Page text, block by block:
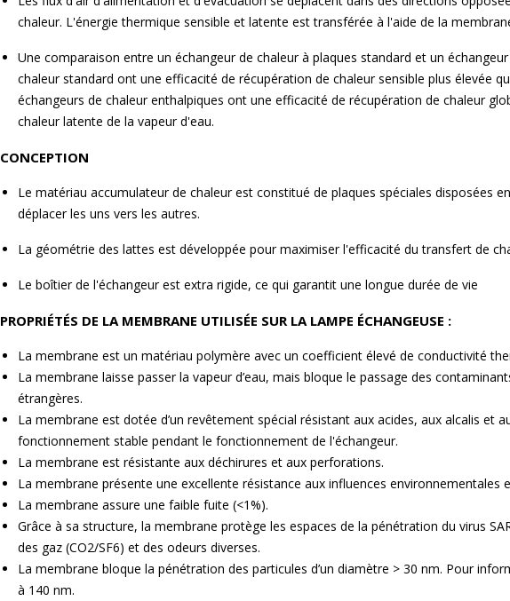
chaleur. L'énergie thermique sensible et latente est transférée à l'aide de la
Une comparaison entre un échangeur de chaleur à plaques standard et un
chaleur standard ont une efficacité de récupération de chaleur sensible plus élevée
échangeurs de chaleur enthalpiques ont une efficacité de récupération de chaleur
chaleur latente de la vapeur d'eau.
CONCEPTION
Le matériau accumulateur de chaleur est constitué de plaques spéciales disposées
déplacer les uns vers les autres.
La géométrie des lattes est développée pour maximiser l'efficacité du transfert de
Le boîtier de l'échangeur est extra rigide, ce qui garantit une longue durée de vie
PROPRIÉTÉS DE LA MEMBRANE UTILISÉE SUR LA LAMPE ÉCHANGEUSE :
La membrane est un matériau polymère avec un coefficient élevé de conductivité
La membrane laisse passer la vapeur d’eau, mais bloque le passage des
étrangères.
La membrane est dotée d’un revêtement spécial résistant aux acides, aux alcalis et
fonctionnement stable pendant le fonctionnement de l'échangeur.
La membrane est résistante aux déchirures et aux perforations.
La membrane présente une excellente résistance aux influences environnementales
La membrane assure une faible fuite (<1%).
Grâce à sa structure, la membrane protège les espaces de la pénétration du virus
des gaz (CO2/SF6) et des odeurs diverses.
La membrane bloque la pénétration des particules d’un diamètre > 30 nm. Pour
à 140 nm.